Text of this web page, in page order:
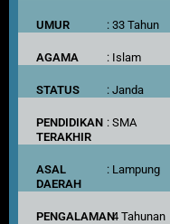
UMUR : 33 Tahun
AGAMA : Islam
STATUS : Janda
PENDIDIKAN
TERAKHIR
: SMA
ASAL
DAERAH
: Lampung
PENGALAMAN: 4 Tahunan